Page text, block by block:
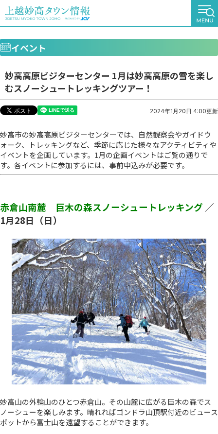
イベント
妙高高原ビジターセンター 1月は妙高高原の雪を楽し
むスノーシュートレッキングツアー！
2024年1月20日 4:00更新
妙高市の妙高高原ビジターセンターでは、自然観察会やガイドウ
ォーク、トレッキングなど、季節に応じた様々なアクティビティや
イベントを企画しています。1月の企画イベントはご覧の通りで
す。各イベントに参加するには、事前申込みが必要です。
赤倉山南麓 巨木の森スノーシュートレッキング ／
1月28日（日）
妙高山の外輪山のひとつ赤倉山。その山麓に広がる巨木の森でス
ノーシューを楽しみます。晴れればゴンドラ山頂駅付近のビュース
ポットから富士山を遠望することができます。